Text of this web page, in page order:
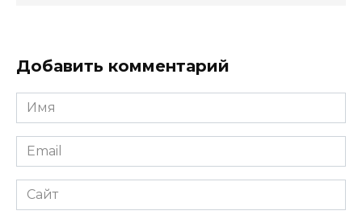
Добавить комментарий
Имя
*
Email
*
Сайт